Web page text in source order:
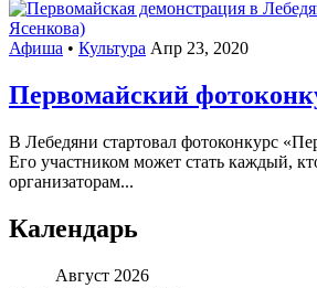
Афиша • Культура Апр 23, 2020
Первомайский
В Лебедяни стартовал фотоконкурс
Его участником может стать каждый,
организаторам...
Календарь
Август 2026